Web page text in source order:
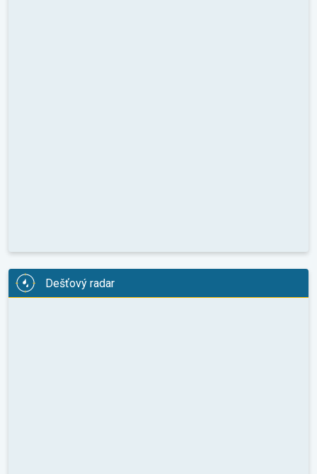
Dešťový radar